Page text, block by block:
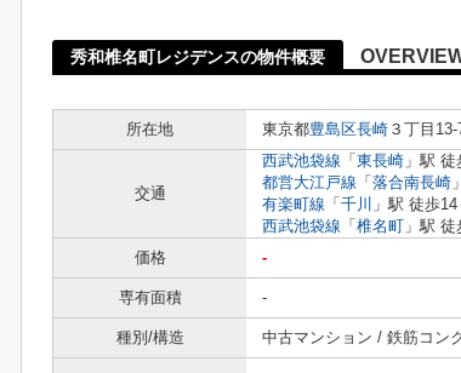
秀和椎名町レジデンスの物件概要
所在地
東京都豊島区長崎 ３丁目13-
交通
西武池袋線 「 東長崎 」駅
都営大江戸線 「 落合南長崎
有楽町線 「 千川 」駅 徒歩
西武池袋線 「 椎名町 」駅
価格
-
専有面積 -
種別/構造 中古マンション / 鉄筋コン